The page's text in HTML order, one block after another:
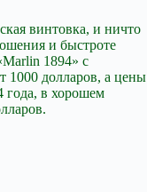
винтовка, и ничто
и быстроте
1894» с
1000 долларов, а цены
года, в хорошем